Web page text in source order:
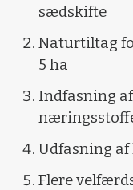
sædskifte
Naturtiltag
5 ha
Indfasning
Udfasning
Flere